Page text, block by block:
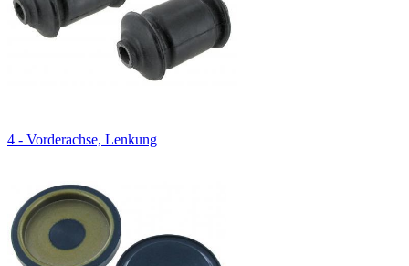
4 - Vorderachse, Lenkung